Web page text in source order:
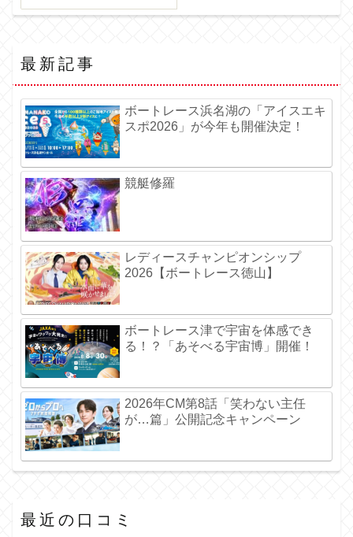
最新記事
ボートレース浜名湖の「アイスエキ
スポ2026」が今年も開催決定！
競艇修羅
レディースチャンピオンシップ
2026【ボートレース徳山】
ボートレース津で宇宙を体感でき
る！？「あそべる宇宙博」開催！
2026年CM第8話「笑わない主任
が…篇」公開記念キャンペーン
最近の口コミ